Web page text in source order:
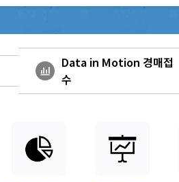
bar_chart_4_bars
Data in Motion 경매접
수